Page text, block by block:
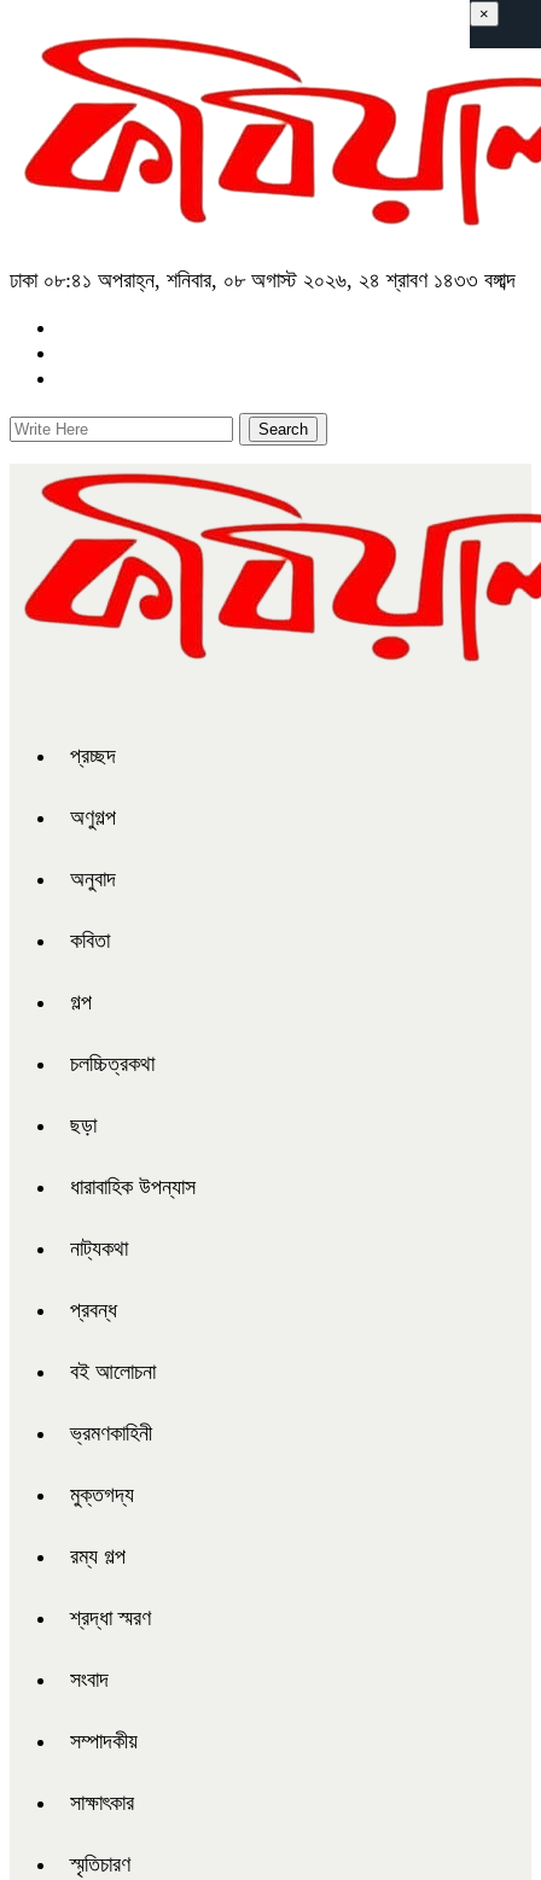
ঢাকা ০৮:৪১ অপরাহ্ন, শনিবার, ০৮ অগাস্ট ২০২৬, ২৪ শ্রাবণ ১৪৩৩ বঙ্গাব্দ
প্রচ্ছদ
অণুগল্প
অনুবাদ
কবিতা
গল্প
চলচ্চিত্রকথা
ছড়া
ধারাবাহিক উপন্যাস
নাট্যকথা
প্রবন্ধ
বই আলোচনা
ভ্রমণকাহিনী
মুক্তগদ্য
রম্য গল্প
শ্রদ্ধা স্মরণ
সংবাদ
সম্পাদকীয়
সাক্ষাৎকার
স্মৃতিচারণ
×